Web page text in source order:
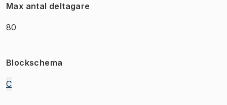
Max antal deltagare
80
Blockschema
C